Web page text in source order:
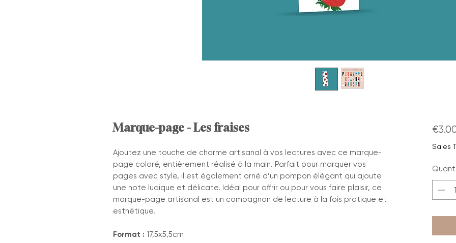
Marque-page - Les fraises
Ajoutez une touche de charme artisanal à vos lectures avec ce marque-
page coloré, entièrement réalisé à la main. Parfait pour marquer vos
pages avec style, il est également orné d’un pompon élégant qui ajoute
une note ludique et délicate. Idéal pour offrir ou pour vous faire plaisir, ce
marque-page artisanal est un compagnon de lecture à la fois pratique et
esthétique.
Format : 17,5x5,5cm
Sales